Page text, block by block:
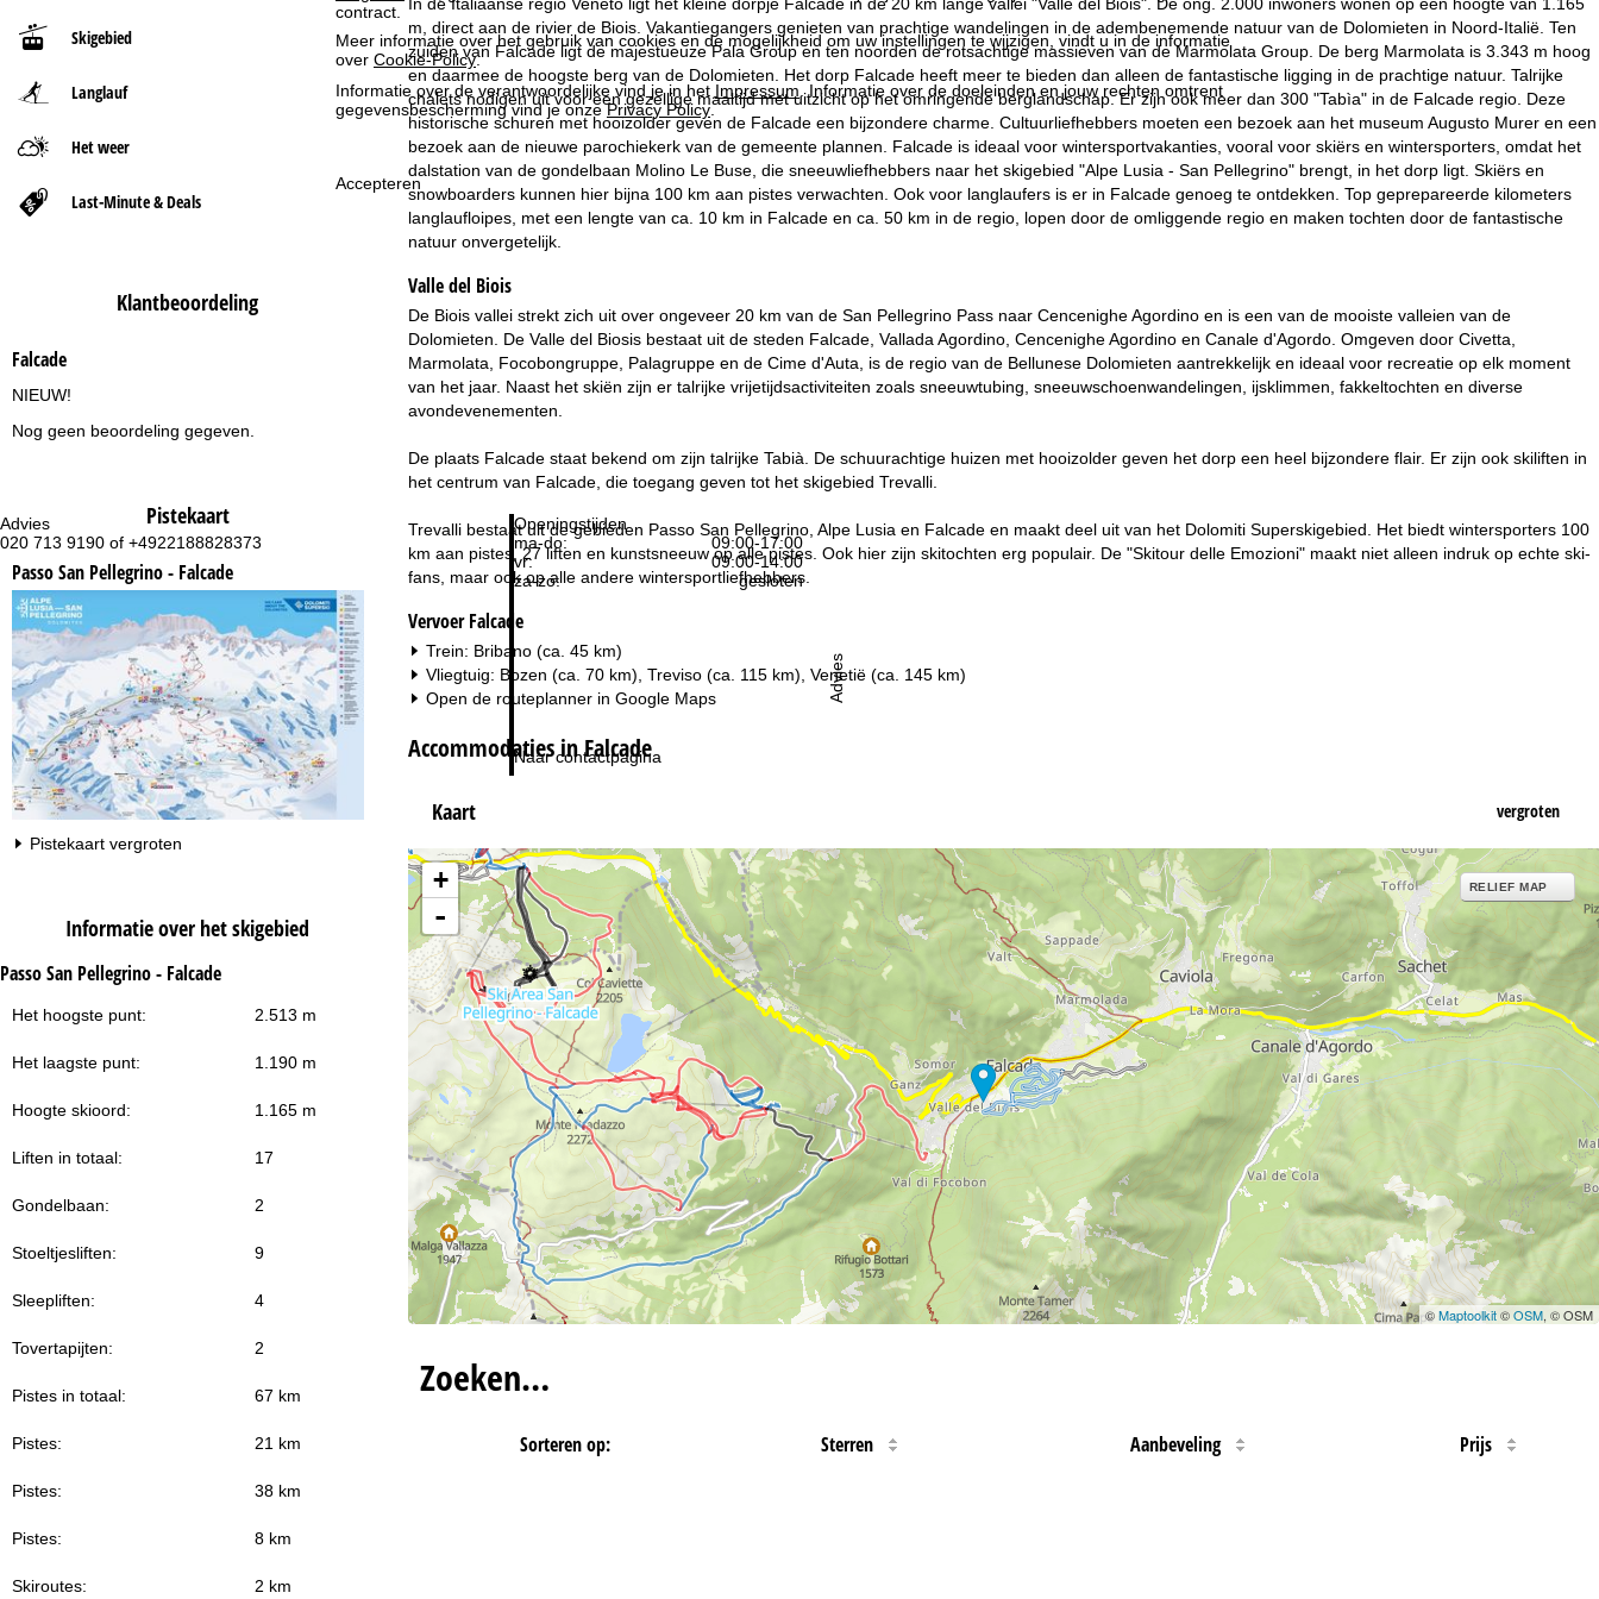
contract.
Meer informatie over het gebruik van cookies en de mogelijkheid om uw instellingen te wijzigen, vindt u in de informatie
over Cookie-Policy.
Informatie over de verantwoordelijke vind je in het Impressum. Informatie over de doeleinden en jouw rechten omtrent
gegevensbescherming vind je onzePrivacy Policy.
Accepteren
Advies
020 713 9190 of +4922188828373
Openingstijden
ma-do:
09:00-17:00
vr:
09:00-14:00
za-zo:
gesloten
Naar contactpagina
Advies
Skigebied
Langlauf
Het weer
Last-Minute & Deals
Klantbeoordeling
Falcade
NIEUW!
Nog geen beoordeling gegeven.
Pistekaart
Passo San Pellegrino - Falcade
Pistekaart vergroten
Informatie over het skigebied
Passo San Pellegrino - Falcade
Het hoogste punt: 2.513 m
Het laagste punt: 1.190 m
Hoogte skioord: 1.165 m
Liften in totaal: 17
Gondelbaan: 2
Stoeltjesliften: 9
Sleepliften: 4
Tovertapijten: 2
Pistes in totaal: 67 km
Pistes: 21 km
Pistes: 38 km
Pistes: 8 km
Skiroutes: 2 km
t
p
a
g
i
n
a
m, direct aan de rivier de Biois. Vakantiegangers genieten van prachtige wandelingen in de adembenemende natuur van de Dolomieten in Noord-Italië. Ten
zuiden van Falcade ligt de majestueuze Pala Group en ten noorden de rotsachtige massieven van de Marmolata Group. De berg Marmolata is 3.343 m hoog
en daarmee de hoogste berg van de Dolomieten. Het dorp Falcade heeft meer te bieden dan alleen de fantastische ligging in de prachtige natuur. Talrijke
chalets nodigen uit voor een gezellige maaltijd met uitzicht op het omringende berglandschap. Er zijn ook meer dan 300 "Tabìa" in de Falcade regio. Deze
historische schuren met hooizolder geven de Falcade een bijzondere charme. Cultuurliefhebbers moeten een bezoek aan het museum Augusto Murer en een
bezoek aan de nieuwe parochiekerk van de gemeente plannen. Falcade is ideaal voor wintersportvakanties, vooral voor skiërs en wintersporters, omdat het
dalstation van de gondelbaan Molino Le Buse, die sneeuwliefhebbers naar het skigebied "Alpe Lusia - San Pellegrino" brengt, in het dorp ligt. Skiërs en
snowboarders kunnen hier bijna 100 km aan pistes verwachten. Ook voor langlaufers is er in Falcade genoeg te ontdekken. Top geprepareerde kilometers
langlaufloipes, met een lengte van ca. 10 km in Falcade en ca. 50 km in de regio, lopen door de omliggende regio en maken tochten door de fantastische
natuur onvergetelijk.
Valle del Biois
De Biois vallei strekt zich uit over ongeveer 20 km van de San Pellegrino Pass naar Cencenighe Agordino en is een van de mooiste valleien van de
Dolomieten. De Valle del Biosis bestaat uit de steden Falcade, Vallada Agordino, Cencenighe Agordino en Canale d'Agordo. Omgeven door Civetta,
Marmolata, Focobongruppe, Palagruppe en de Cime d'Auta, is de regio van de Bellunese Dolomieten aantrekkelijk en ideaal voor recreatie op elk moment
van het jaar. Naast het skiën zijn er talrijke vrijetijdsactiviteiten zoals sneeuwtubing, sneeuwschoenwandelingen, ijsklimmen, fakkeltochten en diverse
avondevenementen.
De plaats Falcade staat bekend om zijn talrijke Tabià. De schuurachtige huizen met hooizolder geven het dorp een heel bijzondere flair. Er zijn ook skiliften in
het centrum van Falcade, die toegang geven tot het skigebied Trevalli.
Trevalli bestaat uit de gebieden Passo San Pellegrino, Alpe Lusia en Falcade en maakt deel uit van het Dolomiti Superskigebied. Het biedt wintersporters 100
km aan pistes, 27 liften en kunstsneeuw op alle pistes. Ook hier zijn skitochten erg populair. De "Skitour delle Emozioni" maakt niet alleen indruk op echte ski-
fans, maar ook op alle andere wintersportliefhebbers.
Vervoer Falcade
Trein: Bribano (ca. 45 km)
Vliegtuig: Bozen (ca. 70 km), Treviso (ca. 115 km), Venetië (ca. 145 km)
Open de routeplanner in Google Maps
Accommodaties in Falcade
Kaart vergroten
+
-
RELIEF MAP
©Maptoolkit©OSM, © OSM
Zoeken…
Sorteren op: Sterren Aanbeveling Prijs